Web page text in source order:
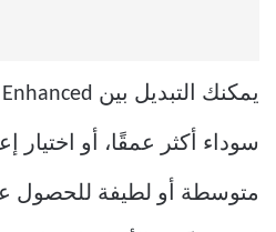
سوداء أكثر عمقًا، أو اختيار
متوسطة أو لطيفة للحصول